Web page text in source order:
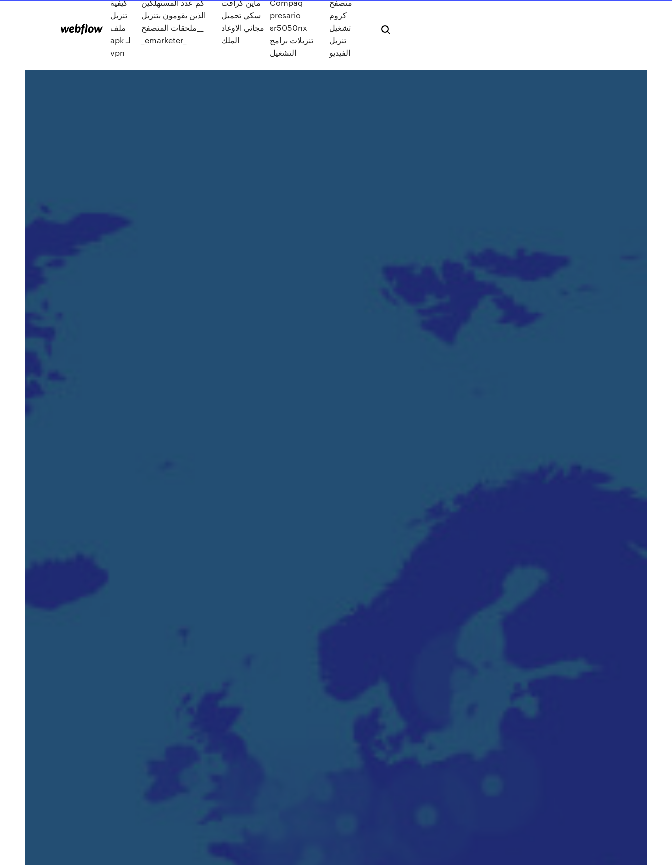
كيفية
تنزيل
ملف
apk لـ
vpn
كم عدد المستهلكين
الذين يقومون بتنزيل
_ملحقات المتصفح_
_emarketer_
ماين كرافت
سكي تحميل
مجاني الاوغاد
الملك
Compaq
presario
sr5050nx
تنزيلات برامج
التشغيل
متصفح
كروم
تشغيل
تنزيل
الفيديو